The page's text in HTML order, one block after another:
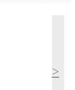
>